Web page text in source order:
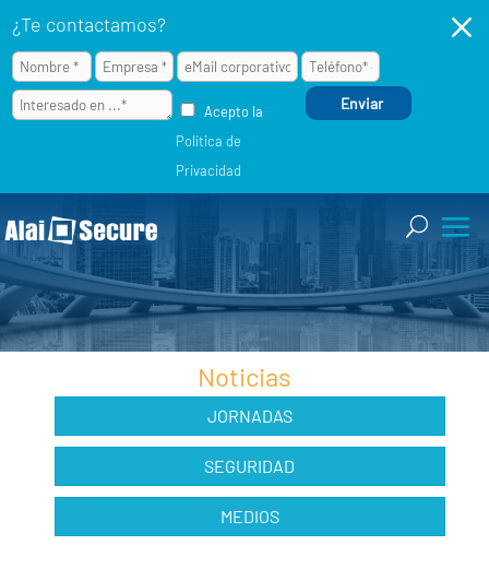
¿Te contactamos?
Acepto la
Política de
Privacidad
M
Noticias
JORNADAS
SEGURIDAD
MEDIOS